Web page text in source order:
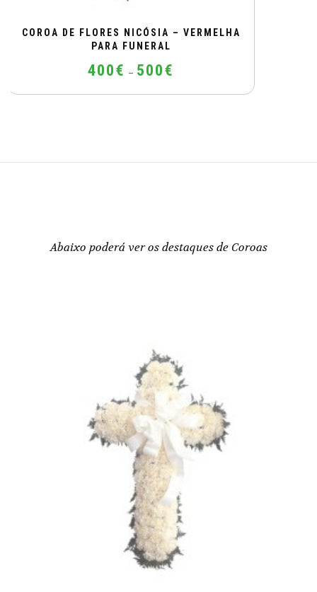
COROA DE FLORES NICÓSIA – VERMELHA
PARA FUNERAL
400€ – 500€
400€
chosen
Abaixo poderá ver os destaques de Coroas